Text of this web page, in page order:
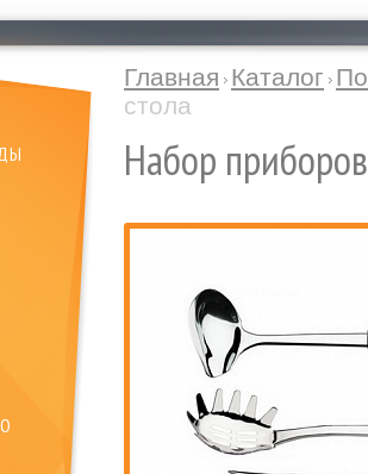
Главная Каталог
стола
Набор